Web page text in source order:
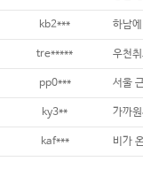
kb2*** 하남
tre***** 우천
pp0*** 서울
ky3** 가까
kaf*** 비가